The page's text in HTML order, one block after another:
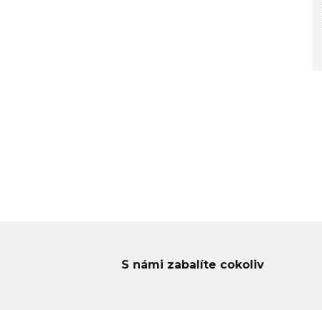
S námi zabalíte cokoliv